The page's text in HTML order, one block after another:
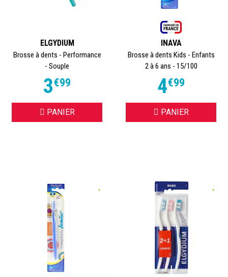
ELGYDIUM
Brosse à dents - Performance
- Souple
3€99
PANIER
INAVA
Brosse à dents Kids - Enfants
2 à 6 ans - 15/100
4€99
PANIER